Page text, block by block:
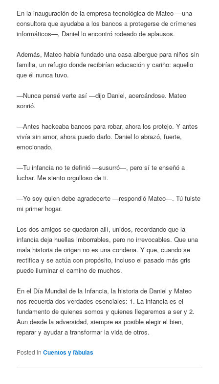
En la inauguración de la empresa tecnológica de Mateo —una
consultora que ayudaba a los bancos a protegerse de crímenes
informáticos—, Daniel lo encontró rodeado de aplausos.
Además, Mateo había fundado una casa albergue para niños sin
familia, un refugio donde recibirían educación y cariño: aquello
que él nunca tuvo.
—Nunca pensé verte así —dijo Daniel, acercándose. Mateo
sonrió.
—Antes hackeaba bancos para robar, ahora los protejo. Y antes
vivía sin amor, ahora puedo darlo. Daniel lo abrazó, fuerte,
emocionado.
—Tu infancia no te definió —susurró—, pero sí te enseñó a
luchar. Me siento orgulloso de ti.
—Yo soy quien debe agradecerte —respondió Mateo—. Tú fuiste
mi primer hogar.
Los dos amigos se quedaron allí, unidos, recordando que la
infancia deja huellas imborrables, pero no irrevocables. Que una
mala historia de origen no es una condena. Y que, cuando se
rectifica y se actúa con propósito, incluso el pasado más gris
puede iluminar el camino de muchos.
En el Día Mundial de la Infancia, la historia de Daniel y Mateo
nos recuerda dos verdades esenciales: 1. La infancia es el
fundamento de quienes somos y quienes llegaremos a ser y 2.
Aun desde la adversidad, siempre es posible elegir el bien,
reparar y ayudar a transformar la vida de otros.
Posted in Cuentos y fàbulas